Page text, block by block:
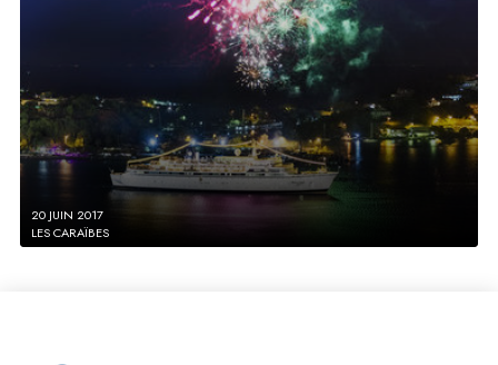
20 JUIN 2017
LES CARAÏBES